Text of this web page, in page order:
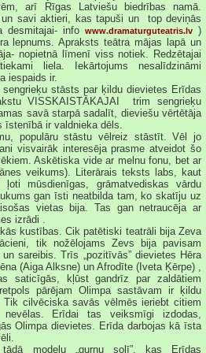
arī Rīgas Latviešu biedrības namā.
savi aktieri, kas tapuši un top deviņās
desmitajai- info www.dramaturguteatris.lv )
lepnums. Apraksts teātra mājas lapā un
nopietnā līmenī viss notiek. Redzētajai
liela. Iekārtojums nesalīdzināmi
iespaids ir.
stāsts par ķildu dievietes Erīdas
VISSKAISTĀKAJAI trim sengrieķu
savā starpā sadalīt, dieviešu vērtētāja
īstenībā ir valdnieka dēls.
populāru stāstu vēlreiz stāstīt. Vēl jo
visvairāk interesēja prasme atveidot šo
Askētiska vide ar melnu fonu, bet ar
veikums). Literārais teksts labs, kaut
mūsdienīgas, grāmatvediskas vārdu
gan īsti neatbilda tam, ko skatīju uz
vietas bija. Tas gan netraucēja ar
izrādi .
kustības. Cik patētiski teatrāli bija Zeva
tik nožēlojams Zevs bija pavisam
sareibis. Trīs „pozitīvās” dievietes Hēra
(Aiga Alksne) un Afrodīte (Iveta Ķērpe) ,
saticīgās, kļūst gandrīz par zaldātiem
pārējam Olimpa sastāvam ir ķildu
Tik cilvēciska savās vēlmēs ieriebt citiem
Erīdai tas veiksmīgi izdodas,
Olimpa dievietes. Erīda darbojas kā īsta
modeļu „gurnu solī”, kas Erīdas